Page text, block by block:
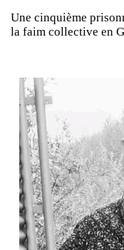
Une cinquième
la faim collective en